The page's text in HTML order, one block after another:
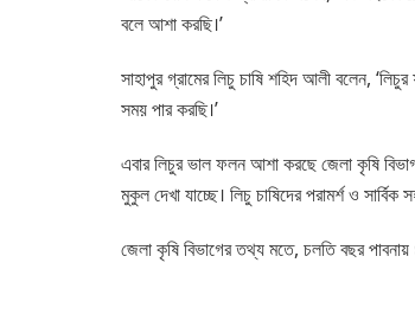
বলে আশা করছি।’
সাহাপুর গ্রামের লিচু চাষি শহিদ আলী বলেন,
সময় পার করছি।’
এবার লিচুর ভাল ফলন আশা করছে জেলা কৃষি
মুকুল দেখা যাচ্ছে। লিচু চাষিদের পরামর্শ ও
জেলা কৃষি বিভাগের তথ্য মতে, চলতি বছর পাবনায়